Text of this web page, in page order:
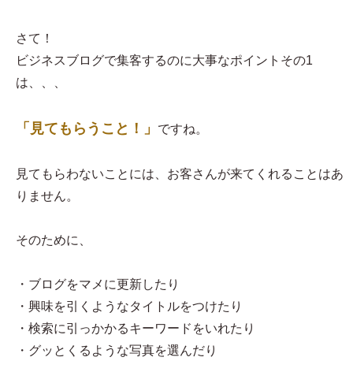
さて！
ビジネスブログで集客するのに大事なポイントその1
は、、、
「見てもらうこと！」 ですね。
見てもらわないことには、お客さんが来てくれることはあ
りません。
そのために、
・ブログをマメに更新したり
・興味を引くようなタイトルをつけたり
・検索に引っかかるキーワードをいれたり
・グッとくるような写真を選んだり